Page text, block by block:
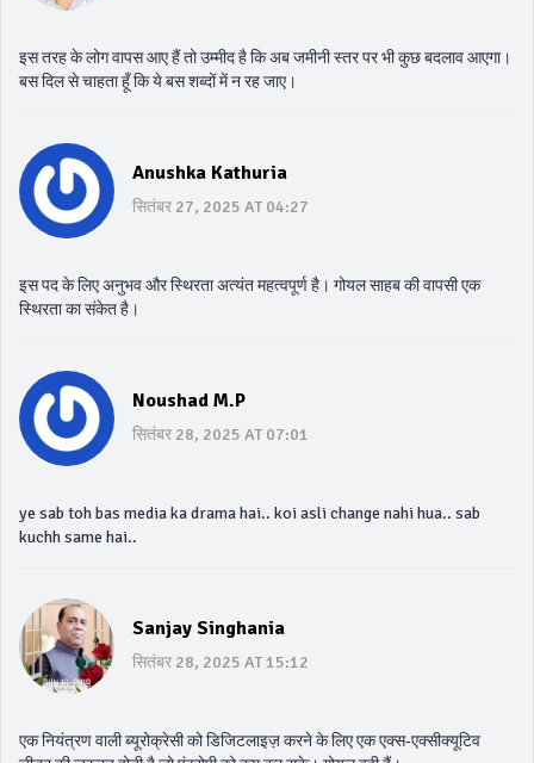
इस तरह के लोग वापस आए हैं तो उम्मीद है कि अब जमीनी स्तर पर भी कुछ बदलाव आएगा।
बस दिल से चाहता हूँ कि ये बस शब्दों में न रह जाए।
Anushka Kathuria
सितंबर 27, 2025 AT 04:27
इस पद के लिए अनुभव और स्थिरता अत्यंत महत्वपूर्ण है। गोयल साहब की वापसी एक
स्थिरता का संकेत है।
Noushad M.P
सितंबर 28, 2025 AT 07:01
ye sab toh bas media ka drama hai.. koi asli change nahi hua.. sab
kuchh same hai..
Sanjay Singhania
सितंबर 28, 2025 AT 15:12
एक नियंत्रण वाली ब्यूरोक्रेसी को डिजिटलाइज़ करने के लिए एक एक्स-एक्सीक्यूटिव